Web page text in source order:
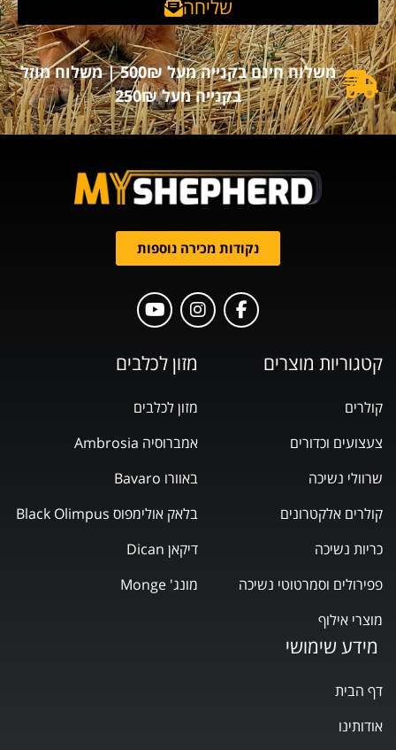
שליחה
משלוח חינם בקנייה מעל 500₪ | משלוח מוזל
בקנייה מעל 250₪
מידע שימושי
דף הבית
אודותינו
מזון לכלבים
מזון לכלבים
אמברוסיה Ambrosia
באוורו Bavaro
בלאק אולימפוס Black Olimpus
דיקאן Dican
מונג' Monge
קטגוריות מוצרים
קולרים
צעצועים וכדורים
שרוולי נשיכה
קולרים אלקטרונים
כריות נשיכה
פפירולים וסמרטוטי נשיכה
מוצרי אילוף
נקודות מכירה נוספות